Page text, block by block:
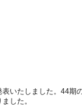
いたしました。44期
した。